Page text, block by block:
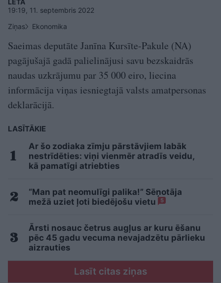
19:19, 11. septembris 2022
Ziņas
Ekonomika
Saeimas deputāte Janīna Kursīte-Pakule (NA)
pagājušajā gadā palielinājusi savu bezskaidrās
naudas uzkrājumu par 35 000 eiro, liecina
informācija viņas iesniegtajā valsts amatpersonas
deklarācijā.
LASĪTĀKIE
Ar šo zodiaka zīmju pārstāvjiem labāk
nestrīdēties: viņi vienmēr atradīs veidu,
kā pamatīgi atriebties
“Man pat neomulīgi palika!” Sēņotāja
mežā uziet ļoti biedējošu vietu
5
Ārsti nosauc četrus augļus ar kuru ēšanu
pēc 45 gadu vecuma nevajadzētu pārlieku
aizrauties
Lasīt citas ziņas